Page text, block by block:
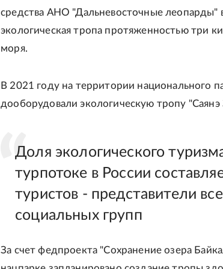
средства АНО "Дальневосточные леопарды"
экологическая тропа протяженностью три
моря.
В 2021 году на территории национального
дооборудовали экологическую тропу "Саянэ
Доля экологического
турпотоке в России
туристов - представители
социальных групп
За счет федпроекта "Сохранение озера